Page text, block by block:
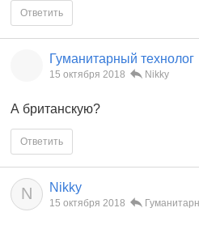
Ответить
Гуманитарный технолог
15 октября 2018 Nikky
А британскую?
Ответить
N Nikky
15 октября 2018